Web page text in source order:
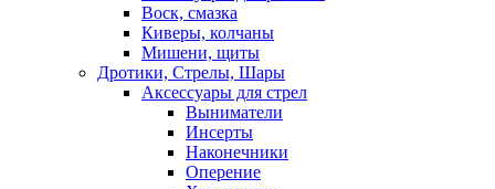
Воск, смазка
Киверы, колчаны
Мишени, щиты
Дротики, Стрелы, Шары
Аксессуары для стрел
Выниматели
Инсерты
Наконечники
Оперение